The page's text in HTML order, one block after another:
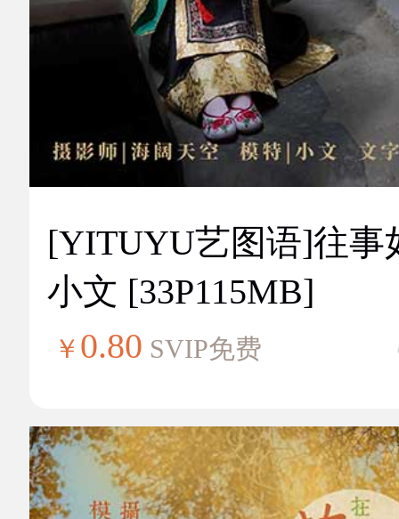
[YITUYU艺图语]往事
小文 [33P115MB]
￥ 0.80 SVIP免费